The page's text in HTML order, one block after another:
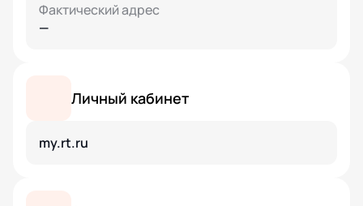
Фактический адрес
—
Личный кабинет
my.rt.ru